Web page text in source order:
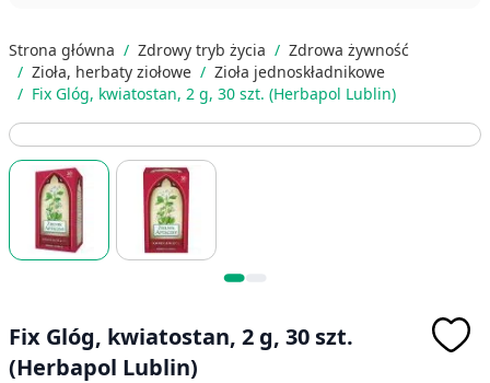
Strona główna / Zdrowy tryb życia / Zdrowa żywność
/ Zioła, herbaty ziołowe / Zioła jednoskładnikowe
/ Fix Glóg, kwiatostan, 2 g, 30 szt. (Herbapol Lublin)
Fix Glóg, kwiatostan, 2 g, 30 szt.
(Herbapol Lublin)